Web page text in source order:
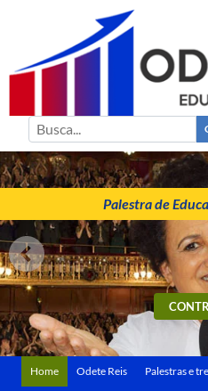
Palestrante de
Palestra de
Home Odete Reis Palestras e